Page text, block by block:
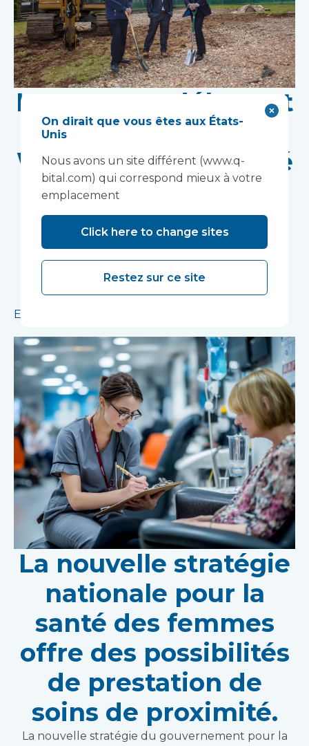
Les travaux débutent
sur le site de
Wonford House, géré
par le Devon NHS
Partnership Trust.
La construction modulaire accélérera la mise en
service d'un centre de recherche novateur
soutenant le développement de nouveaux
traitements en santé mentale.
En savoir plus
La nouvelle stratégie
nationale pour la
santé des femmes
offre des possibilités
de prestation de
soins de proximité.
La nouvelle stratégie du gouvernement pour la
On dirait que vous êtes aux États-
Unis
Nous avons un site différent (www.q-
bital.com) qui correspond mieux à votre
emplacement
Click here to change sites
Restez sur ce site